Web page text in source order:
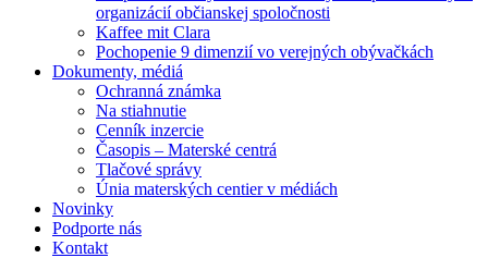
organizácií občianskej spoločnosti
Kaffee mit Clara
Pochopenie 9 dimenzií vo verejných obývačkách
Dokumenty, médiá
Ochranná známka
Na stiahnutie
Cenník inzercie
Časopis – Materské centrá
Tlačové správy
Únia materských centier v médiách
Novinky
Podporte nás
Kontakt